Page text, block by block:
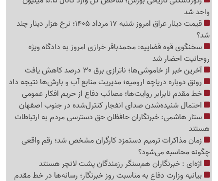
واحد شد
قیمت دینار عراق امروز شنبه 17 مرداد 1405؛ نرخ هزار دینار چند
شد؟
سخنگوی قوه قضاییه: محمدباقر خرازی امروز به دادگاه ویژه
روحانیت احضار شد
آخرین خبر از خاموشی‌ها؛ ناترازی برق 30 درصد کاهش یافت
رونق دوباره دریاچه ارومیه؛ مدیریت منابع آب و بارش‌ها نتیجه داد
خط مقدم نابرابر روایت‌ها؛ مصائب دفاع از حریم افکار عمومی
احتمال شنیده‌شدن صدای انفجار کنترل‌شده در جنوب اصفهان
ستار هاشمی: خبرنگاران حافظان حق دسترسی مردم به ارتباطات
هستند
زمان مذاکرات ترمیم دستمزد کارگران مشخص شد؛ رقم واقعی
چگونه محاسبه می‌شود؟
اژه‌ای : خبرنگاران هم‌سنگر رزمندگان پشت لانچر هستند
بیانیه وزارت دفاع به مناسبت روز خبرنگار؛ رسانه‌ها در خط مقدم